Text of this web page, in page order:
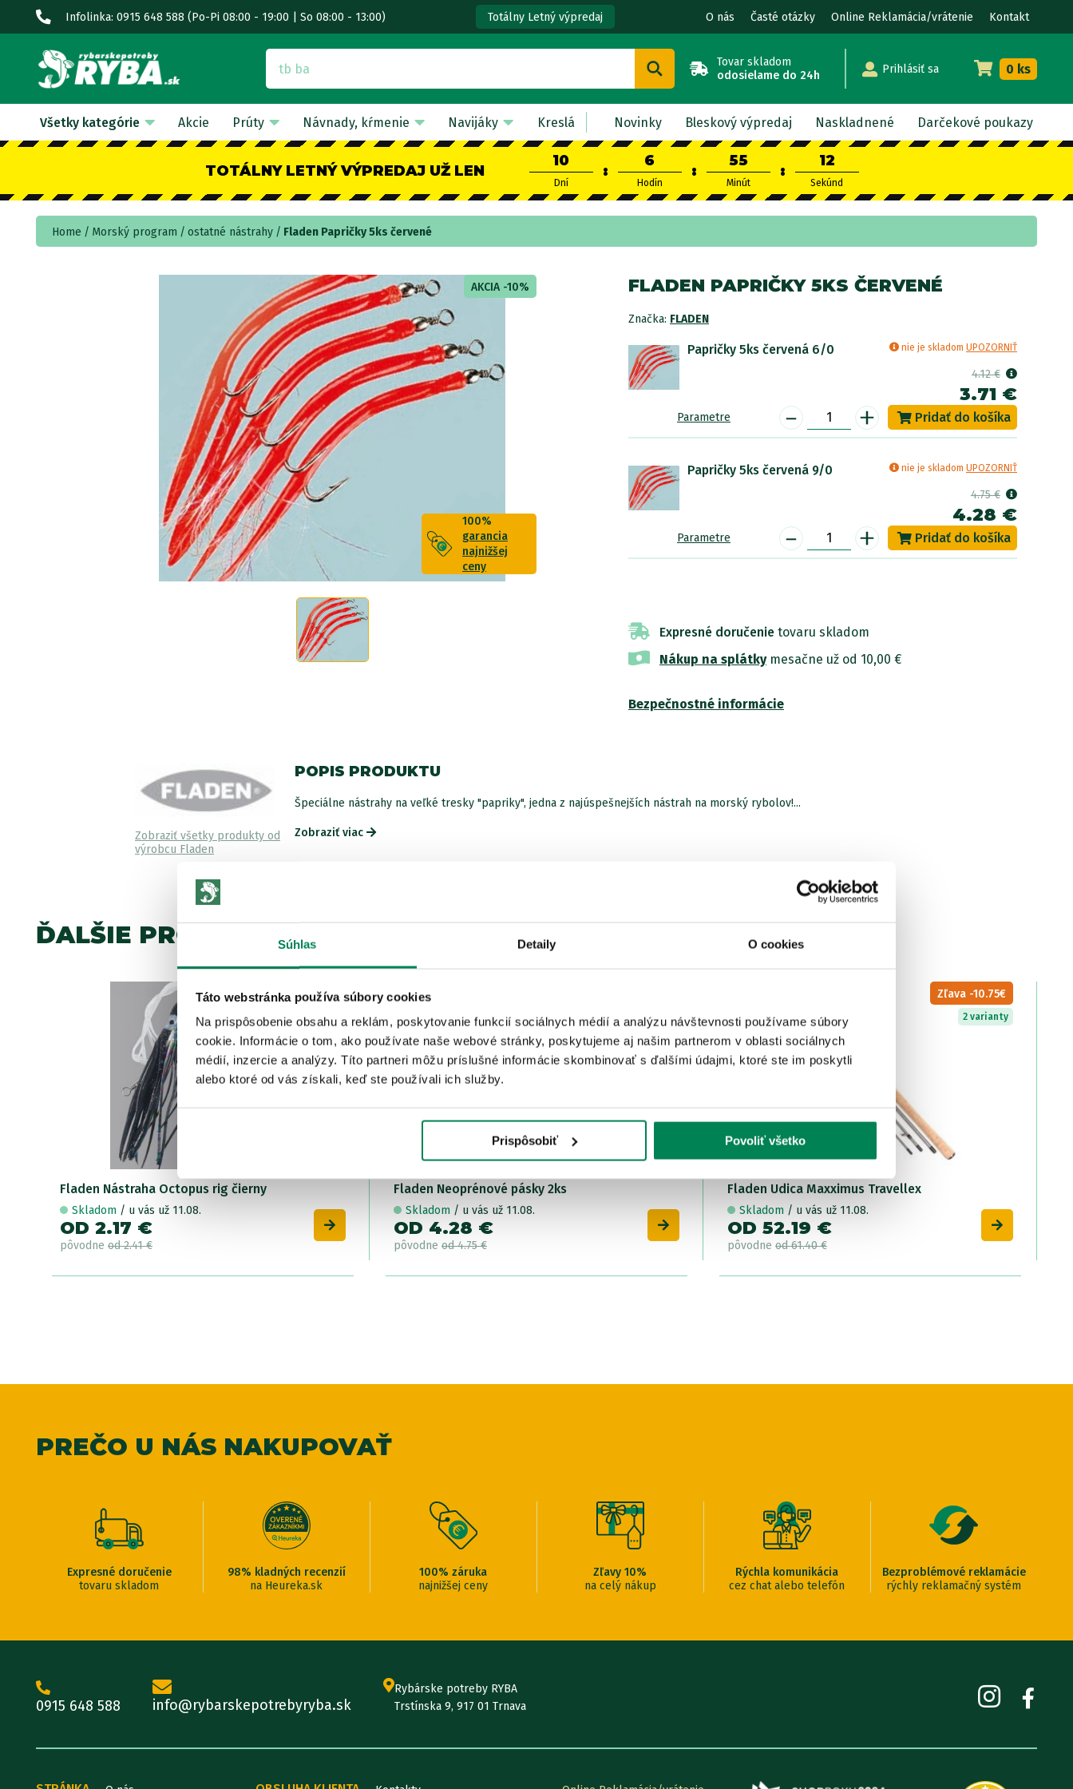
Súhlas Detaily O cookies
Táto webstránka používa súbory cookies
Na prispôsobenie obsahu a reklám, poskytovanie funkcií sociálnych médií a analýzu návštevnosti používame súbory
cookie. Informácie o tom, ako používate naše webové stránky, poskytujeme aj našim partnerom v oblasti sociálnych
médií, inzercie a analýzy. Títo partneri môžu príslušné informácie skombinovať s ďalšími údajmi, ktoré ste im poskytli
alebo ktoré od vás získali, keď ste používali ich služby.
Prispôsobiť Povoliť všetko
Infolinka: 0915 648 588 (Po-Pi 08:00 - 19:00 | So 08:00 - 13:00) Totálny Letný výpredaj O nás Časté otázky Online Reklamácia/vrátenie Kontakt
Tovar skladom
odosielame do 24h
Prihlásiť sa 0 ks
Všetky kategórie Akcie Prúty Návnady, kŕmenie Navijáky Kreslá Novinky Bleskový výpredaj Naskladnené Darčekové poukazy
TOTÁLNY LETNÝ VÝPREDAJ UŽ LEN
10
Dní
:
6
Hodín
:
55
Minút
:
10
Sekúnd
Home Morský program ostatné nástrahy Fladen Papričky 5ks červené
AKCIA -10%
100%
garancia
najnižšej
ceny
FLADEN PAPRIČKY 5KS ČERVENÉ
Značka: FLADEN
Papričky 5ks červená 6/0 nie je skladom UPOZORNIŤ
4.12 €
3.71 €
Parametre - +
Papričky 5ks červená 9/0 nie je skladom UPOZORNIŤ
4.75 €
4.28 €
Parametre - +
Expresné doručenie tovaru skladom
Nákup na splátkymesačne už od 10,00 €
Bezpečnostné informácie
Zobraziť všetky produkty od
výrobcu Fladen
POPIS PRODUKTU
Špeciálne nástrahy na veľké tresky "papriky", jedna z najúspešnejších nástrah na morský rybolov!...
Zobraziť viac
ĎALŠIE PRODUKTY TEJ ISTEJ ZNAČKY
Akcia -10%
2 varianty
Fladen Nástraha Octopus rig čierny
Skladom / u vás už 11.08.
OD 2.17 €
pôvodne od 2.41 €
Fladen Neoprénové pásky 2ks
Skladom / u vás už 11.08.
OD 4.28 €
pôvodne od 4.75 €
Zľava -10.75€
2 varianty
Fladen Udica Maxximus Travellex
Skladom / u vás už 11.08.
OD 52.19 €
pôvodne od 61.40 €
PREČO U NÁS NAKUPOVAŤ
Expresné doručenie
tovaru skladom
98% kladných recenzií
na Heureka.sk
100% záruka
najnižšej ceny
Zľavy 10%
na celý nákup
Rýchla komunikácia
cez chat alebo telefón
Bezproblémové reklamácie
rýchly reklamačný systém
0915 648 588 info@rybarskepotrebyryba.sk
Rybárske potreby RYBA
Trstínska 9, 917 01 Trnava